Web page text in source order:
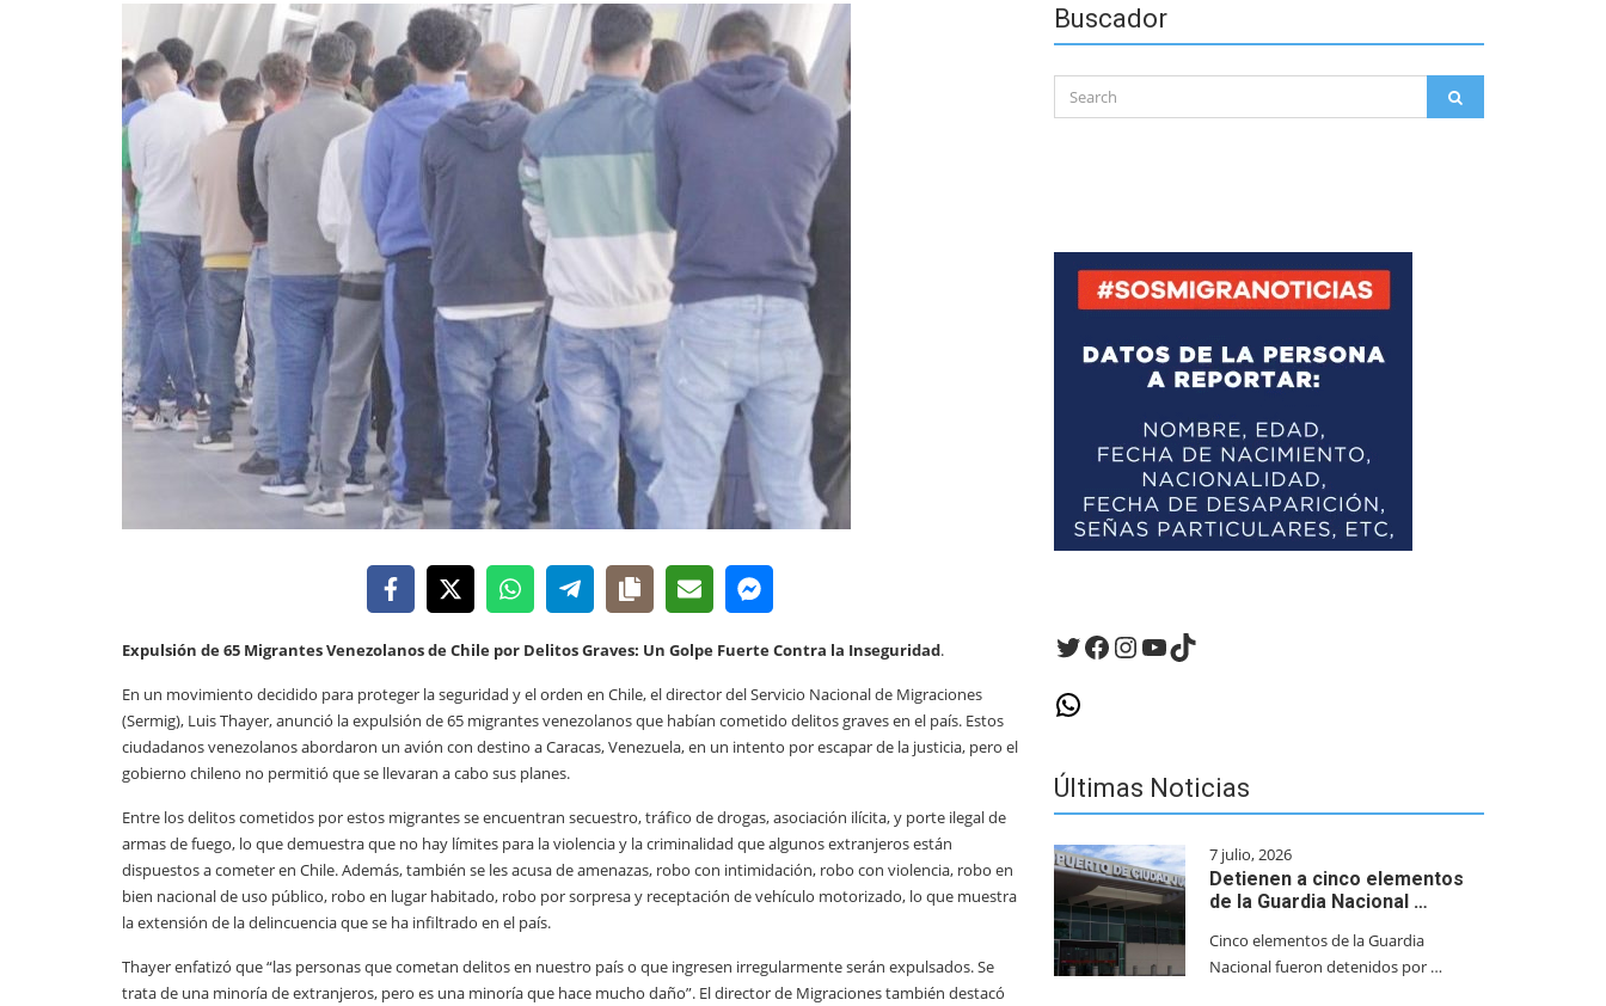
Expulsión de 65 Migrantes Venezolanos de Chile por Delitos Graves: Un Golpe Fuerte Contra la Inseguridad.
En un movimiento decidido para proteger la seguridad y el orden en Chile, el director del Servicio Nacional de Migraciones
(Sermig), Luis Thayer, anunció la expulsión de 65 migrantes venezolanos que habían cometido delitos graves en el país. Estos
ciudadanos venezolanos abordaron un avión con destino a Caracas, Venezuela, en un intento por escapar de la justicia, pero el
gobierno chileno no permitió que se llevaran a cabo sus planes.
Entre los delitos cometidos por estos migrantes se encuentran secuestro, tráfico de drogas, asociación ilícita, y porte ilegal de
armas de fuego, lo que demuestra que no hay límites para la violencia y la criminalidad que algunos extranjeros están
dispuestos a cometer en Chile. Además, también se les acusa de amenazas, robo con intimidación, robo con violencia, robo en
bien nacional de uso público, robo en lugar habitado, robo por sorpresa y receptación de vehículo motorizado, lo que muestra
la extensión de la delincuencia que se ha infiltrado en el país.
Thayer enfatizó que “las personas que cometan delitos en nuestro país o que ingresen irregularmente serán expulsados. Se
trata de una minoría de extranjeros, pero es una minoría que hace mucho daño”. El director de Migraciones también destacó
Buscador
for:
Twitter
Facebook
Instagram
YouTube
TikTok
WhatsApp
Últimas Noticias
7 julio, 2026
Detienen a cinco elementos
de la Guardia Nacional …
Cinco elementos de la Guardia
Nacional fueron detenidos por …